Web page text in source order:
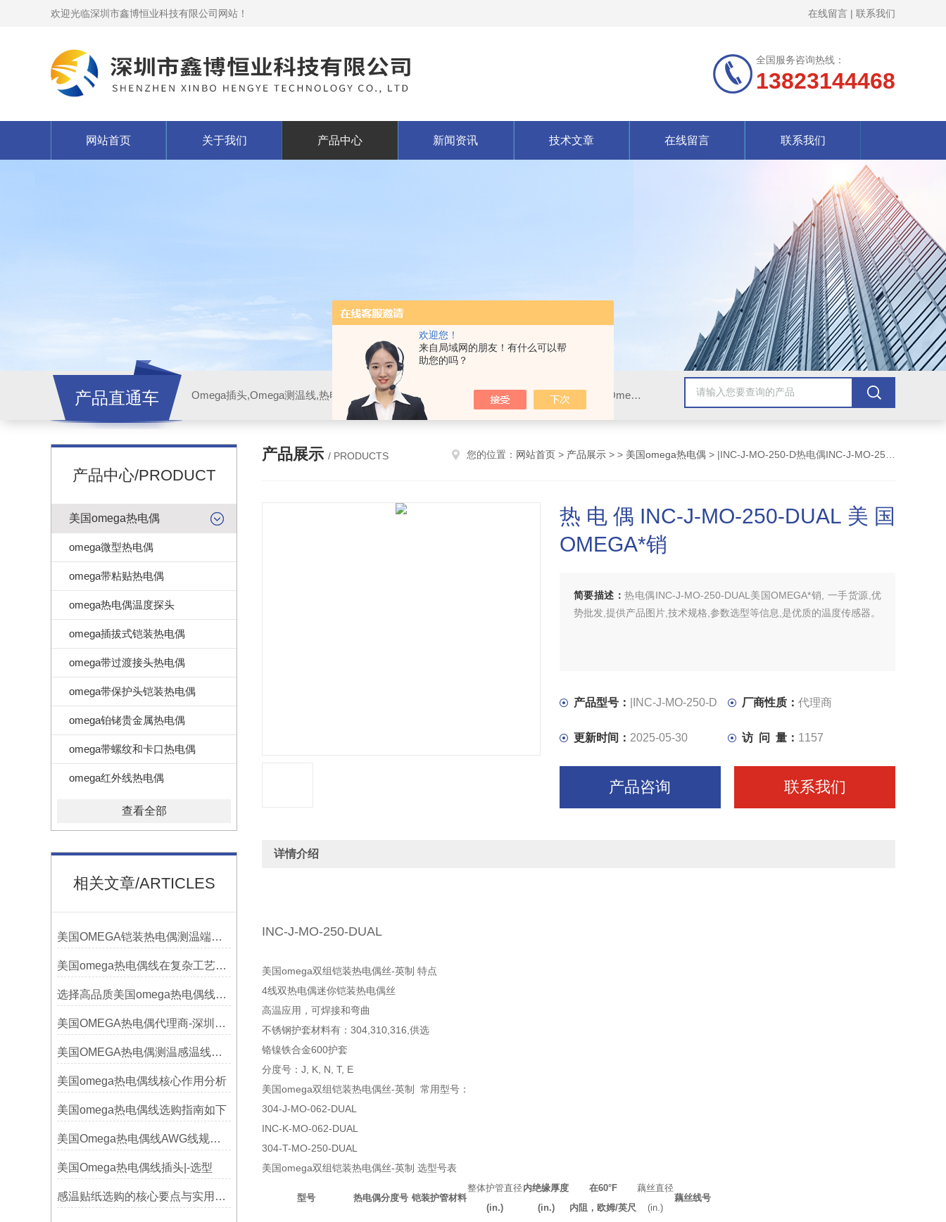
欢迎您！
来自局域网的朋友！有什么可以帮
助您的吗？
欢迎光临深圳市鑫博恒业科技有限公司网站！ 在线留言 | 联系我们
全国服务咨询热线：
13823144468
网站首页 关于我们 产品中心 新闻资讯 技术文章 在线留言 联系我们
产品直通车 Omega插头,Omega测温线,热电偶测温线,热电偶线,铠装热电偶,热电偶连接器,热电偶插头,Omega热电偶线,T型热电偶线,TMC测温纸
产品中心/PRODUCT
美国omega热电偶
omega微型热电偶
omega带粘贴热电偶
omega热电偶温度探头
omega插拔式铠装热电偶
omega带过渡接头热电偶
omega带保护头铠装热电偶
omega铂铑贵金属热电偶
omega带螺纹和卡口热电偶
omega红外线热电偶
查看全部
相关文章/ARTICLES
美国OMEGA铠装热电偶测温端的三种接合方式
美国omega热电偶线在复杂工艺中的角色
选择高品质美国omega热电偶线的要点？
美国OMEGA热电偶代理商-深圳鑫博恒业-热电偶测温感温线和插头插座连接器
美国OMEGA热电偶测温感温线和插头插座连接器真伪原装正品判断查验方法
美国omega热电偶线核心作用分析
美国omega热电偶线选购指南如下
美国Omega热电偶线AWG线规对照表
美国Omega热电偶线插头|-选型
感温贴纸选购的核心要点与实用建议
产品展示 / PRODUCTS 您的位置： 网站首页 > 产品展示 > > 美国omega热电偶 > |INC-J-MO-250-D热电偶INC-J-MO-250-DUAL美国OMEGA*销
热电偶INC-J-MO-250-DUAL美国
OMEGA*销
简要描述：热电偶INC-J-MO-250-DUAL美国OMEGA*销, 一手货源,优
势批发,提供产品图片,技术规格,参数选型等信息,是优质的温度传感器。
产品型号： |INC-J-MO-250-D 厂商性质： 代理商
更新时间： 2025-05-30 访 问 量： 1157
产品咨询 联系我们
详情介绍
INC-J-MO-250-DUAL
美国omega双组铠装热电偶丝-英制 特点
4线双热电偶迷你铠装热电偶丝
高温应用，可焊接和弯曲
不锈钢护套材料有：304,310,316,供选
铬镍铁合金600护套
分度号：J, K, N, T, E
美国omega双组铠装热电偶丝-英制 常用型号：
304-J-MO-062-DUAL
INC-K-MO-062-DUAL
304-T-MO-250-DUAL
美国omega双组铠装热电偶丝-英制 选型号表
型号 热电偶分度号 铠装护管材料
整体护管直径
(in.)
内绝缘厚度
(in.)
在60°F
内阻，欧姆/英尺
藕丝直径
(in.)
藕丝线号